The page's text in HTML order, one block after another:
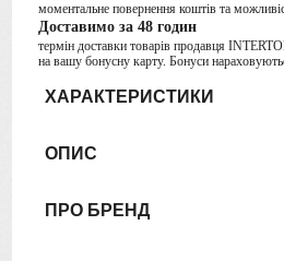
моментальне повернення коштів та
Доставимо за 48 годин
термін доставки товарів продавця
на вашу бонусну карту. Бонуси
ХАРАКТЕРИСТИКИ
ОПИС
ПРО БРЕНД